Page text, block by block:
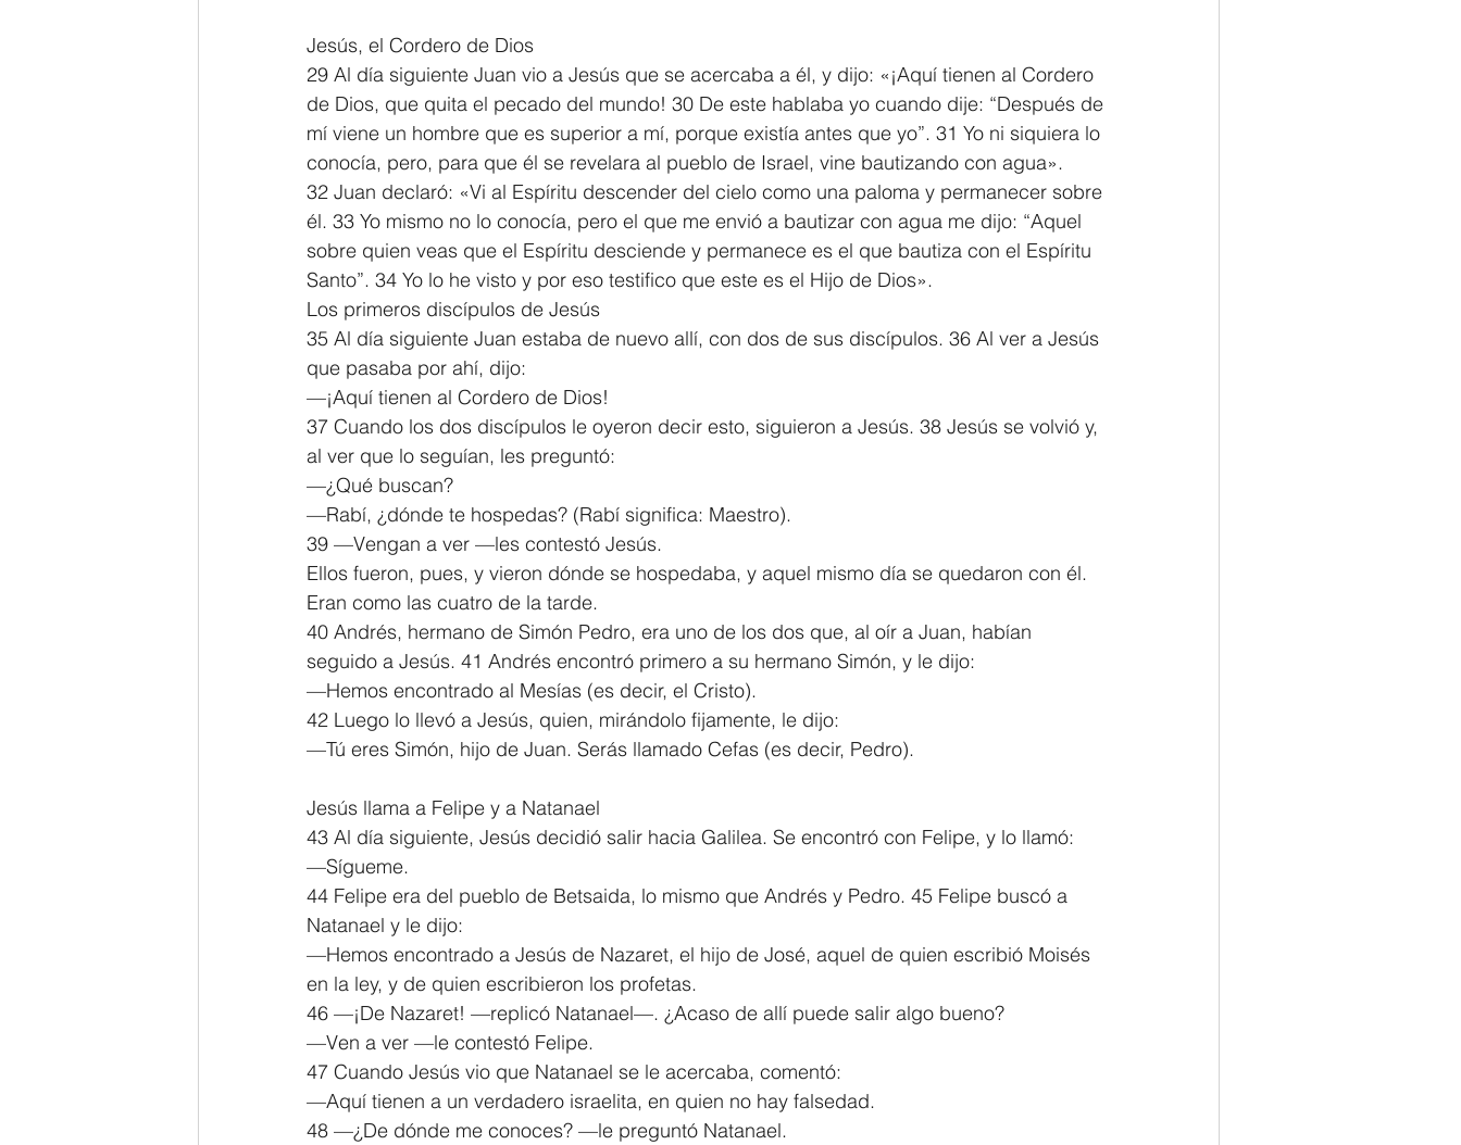
Jesús, el Cordero de Dios
29 Al día siguiente Juan vio a Jesús que se acercaba a él, y dijo: «¡Aquí tienen al Cordero
de Dios, que quita el pecado del mundo! 30 De este hablaba yo cuando dije: “Después de
mí viene un hombre que es superior a mí, porque existía antes que yo”. 31 Yo ni siquiera lo
conocía, pero, para que él se revelara al pueblo de Israel, vine bautizando con agua».
32 Juan declaró: «Vi al Espíritu descender del cielo como una paloma y permanecer sobre
él. 33 Yo mismo no lo conocía, pero el que me envió a bautizar con agua me dijo: “Aquel
sobre quien veas que el Espíritu desciende y permanece es el que bautiza con el Espíritu
Santo”. 34 Yo lo he visto y por eso testifico que este es el Hijo de Dios».
Los primeros discípulos de Jesús
35 Al día siguiente Juan estaba de nuevo allí, con dos de sus discípulos. 36 Al ver a Jesús
que pasaba por ahí, dijo:
—¡Aquí tienen al Cordero de Dios!
37 Cuando los dos discípulos le oyeron decir esto, siguieron a Jesús. 38 Jesús se volvió y,
al ver que lo seguían, les preguntó:
—¿Qué buscan?
—Rabí, ¿dónde te hospedas? (Rabí significa: Maestro).
39 —Vengan a ver —les contestó Jesús.
Ellos fueron, pues, y vieron dónde se hospedaba, y aquel mismo día se quedaron con él.
Eran como las cuatro de la tarde.
40 Andrés, hermano de Simón Pedro, era uno de los dos que, al oír a Juan, habían
seguido a Jesús. 41 Andrés encontró primero a su hermano Simón, y le dijo:
—Hemos encontrado al Mesías (es decir, el Cristo).
42 Luego lo llevó a Jesús, quien, mirándolo fijamente, le dijo:
—Tú eres Simón, hijo de Juan. Serás llamado Cefas (es decir, Pedro).
Jesús llama a Felipe y a Natanael
43 Al día siguiente, Jesús decidió salir hacia Galilea. Se encontró con Felipe, y lo llamó:
—Sígueme.
44 Felipe era del pueblo de Betsaida, lo mismo que Andrés y Pedro. 45 Felipe buscó a
Natanael y le dijo:
—Hemos encontrado a Jesús de Nazaret, el hijo de José, aquel de quien escribió Moisés
en la ley, y de quien escribieron los profetas.
46 —¡De Nazaret! —replicó Natanael—. ¿Acaso de allí puede salir algo bueno?
—Ven a ver —le contestó Felipe.
47 Cuando Jesús vio que Natanael se le acercaba, comentó:
—Aquí tienen a un verdadero israelita, en quien no hay falsedad.
48 —¿De dónde me conoces? —le preguntó Natanael.